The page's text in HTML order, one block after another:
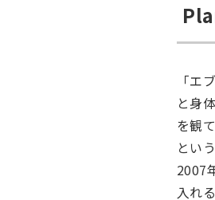
「エ
と身
を観
とい
2007
入れ